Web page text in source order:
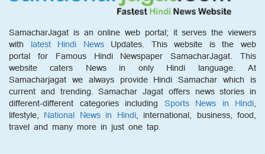
SamacharJagat is an online web portal; it serves the viewers
with latest Hindi NewsUpdates. This website is the web
portal for Famous Hindi Newspaper SamacharJagat. This
website caters News in only Hindi language. At
Samacharjagat we always provide Hindi Samachar which is
current and trending. Samachar Jagat offers news stories in
different-different categories including Sports News in Hindi,
lifestyle, National News in Hindi, international, business, food,
travel and many more in just one tap.